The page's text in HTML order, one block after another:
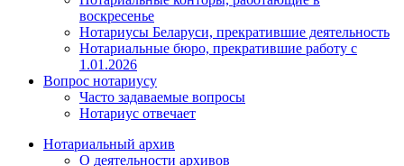
воскресенье
Нотариусы Беларуси, прекратившие деятельность
Нотариальные бюро, прекратившие работу с
1.01.2026
Вопрос нотариусу
Часто задаваемые вопросы
Нотариус отвечает
Нотариальный архив
О деятельности архивов